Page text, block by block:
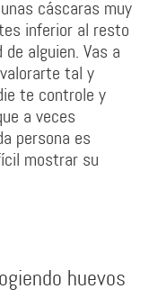
cáscaras muy
inferior al resto
alguien. Vas a
tal y
te controle y
a veces
persona es
mostrar su
huevos